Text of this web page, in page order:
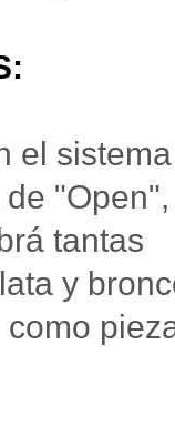
el sistema
"Open",
tantas
y